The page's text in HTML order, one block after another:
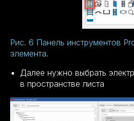
Рис. 6 Панель инструментов
элемента.
Далее нужно выбрать
в пространстве листа